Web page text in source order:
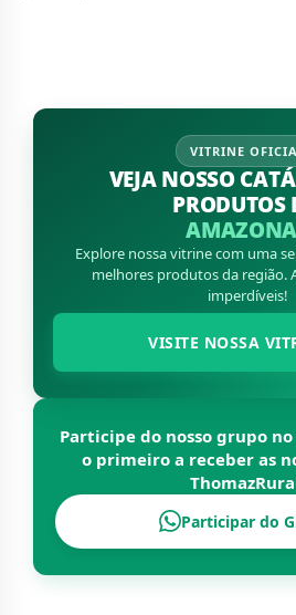
VITRINE
VEJA NOSSO
PRODUTOS
Explore nossa vitrine com uma
melhores produtos da região.
imperdíveis!
VISITE NOSSA
Participe do nosso grupo
o primeiro a receber as
Participar do